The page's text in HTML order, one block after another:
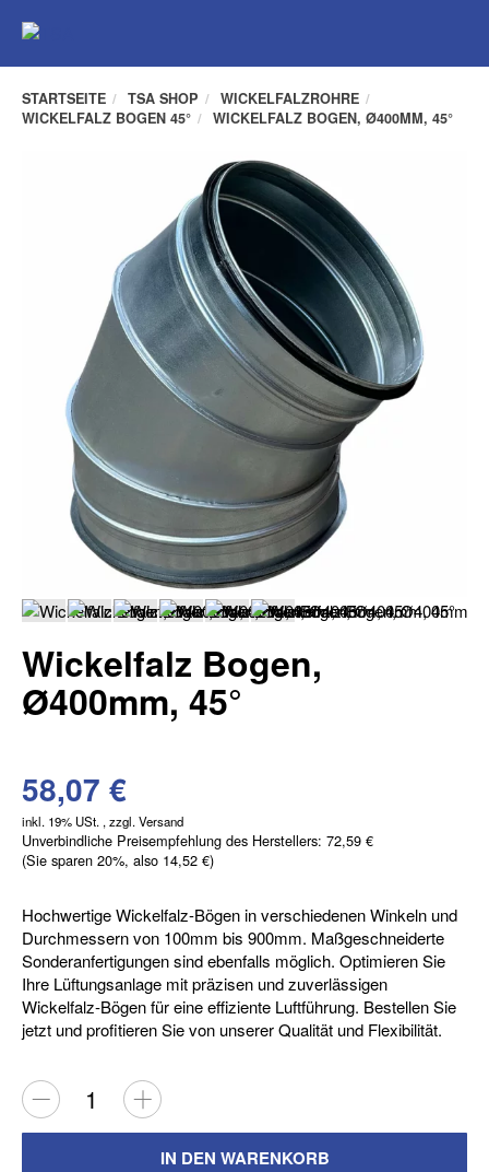
STARTSEITE TSA SHOP
WICKELFALZROHRE
WICKELFALZ BOGEN 45°
WICKELFALZ BOGEN, Ø400MM, 45°
Wickelfalz Bogen,
Ø400mm, 45°
58,07 €
inkl. 19% USt. , zzgl. Versand
Unverbindliche Preisempfehlung des Herstellers: 72,59 €
(Sie sparen 20%, also 14,52 €)
Hochwertige Wickelfalz-Bögen in verschiedenen Winkeln und
Durchmessern von 100mm bis 900mm. Maßgeschneiderte
Sonderanfertigungen sind ebenfalls möglich. Optimieren Sie
Ihre Lüftungsanlage mit präzisen und zuverlässigen
Wickelfalz-Bögen für eine effiziente Luftführung. Bestellen Sie
jetzt und profitieren Sie von unserer Qualität und Flexibilität.
IN DEN WARENKORB